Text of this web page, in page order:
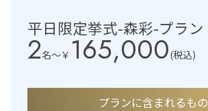
平日限定挙式-森彩-プラン
2名〜￥ 165,000(税込)
プランに含まれるもの